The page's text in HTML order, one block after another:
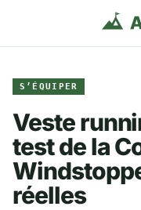
S’ÉQUIPER
Veste
test de la
réelles